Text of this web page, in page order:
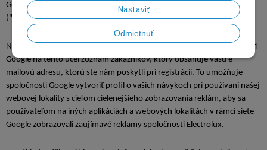
Nastaviť
Odmietnuť
Google Ireland Limited, Gordon House, Barrow Street, Dublin 4, Írsko
("Google").
Na základe vášho predchádzajúceho súhlasu poskytujeme spoločnosti
Google na tento účel zoznam zákazníkov, ktorý obsahuje vašu e-
mailovú adresu, ktorú ste nám poskytli pri registrácii. To umožňuje
spoločnosti Google vytvoriť profil o vašich návykoch pri používaní našej
webovej lokality s cieľom cielenejšieho zobrazovania reklám, aby sa
používateľom na iných aplikáciách a webových lokalitách v rámci siete
Google zobrazovali zaujímavé reklamy spoločnosti Electrolux.